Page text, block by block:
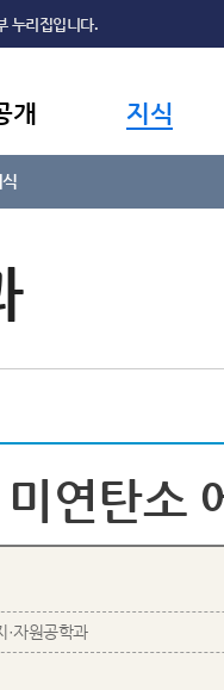
누리집입니다.
개 지식
연탄소
·자원공학과